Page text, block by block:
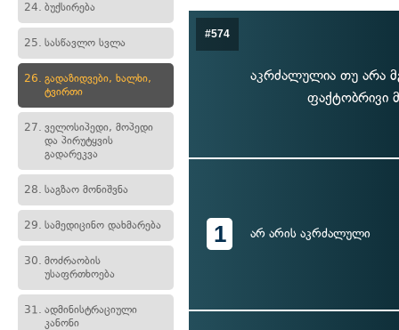
24. ბუქსირება
25. სასწავლო სვლა
26. გადაზიდვები, ხალხი,
ტვირთი
27. ველოსიპედი, მოპედი
და პირუტყვის
გადარეკვა
28. საგზაო მონიშვნა
29. სამედიცინო დახმარება
30. მოძრაობის
უსაფრთხოება
31. ადმინისტრაციული
კანონი
#574
აკრძალულია თუ არა
ფაქტობრივი
1 არ არის აკრძალული